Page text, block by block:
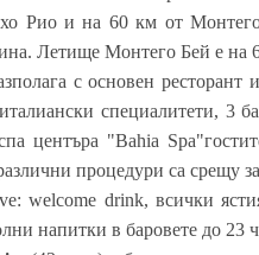
Рио и на 60 км от
Летище Монтего Бей е на
с основен ресторант
специалитети, 3
центъра "Bahia
процедури са срещу
welcome drink, всички
напитки в баровете до 23